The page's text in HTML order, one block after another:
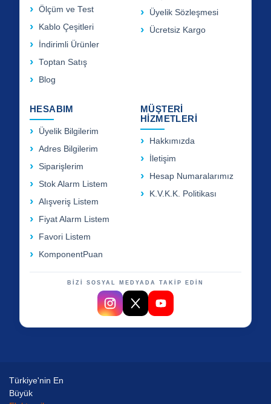
Ölçüm ve Test
Kablo Çeşitleri
İndirimli Ürünler
Toptan Satış
Blog
Üyelik Sözleşmesi
Ücretsiz Kargo
HESABIM
Üyelik Bilgilerim
Adres Bilgilerim
Siparişlerim
Stok Alarm Listem
Alışveriş Listem
Fiyat Alarm Listem
Favori Listem
KomponentPuan
MÜŞTERİ
HİZMETLERİ
Hakkımızda
İletişim
Hesap Numaralarımız
K.V.K.K. Politikası
BİZİ SOSYAL MEDYADA TAKİP EDİN
Türkiye'nin En
Büyük